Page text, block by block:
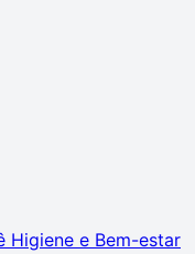
Higiene e Bem-estar